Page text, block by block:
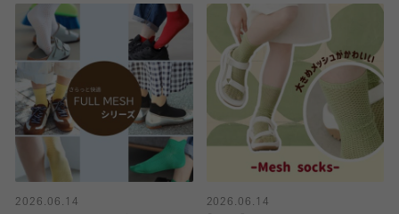
2026.06.14
2026.06.14